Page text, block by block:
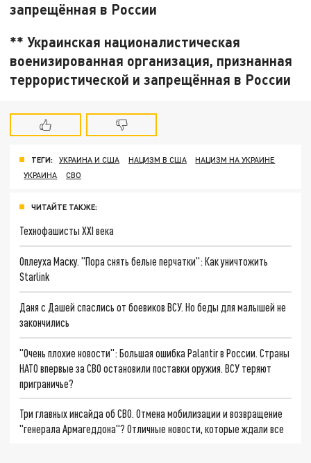
запрещённая в России
** Украинская националистическая
военизированная организация, признанная
террористической и запрещённая в России
ТЕГИ: УКРАИНА И США НАЦИЗМ В США
НАЦИЗМ НА УКРАИНЕ
УКРАИНА
СВО
ЧИТАЙТЕ ТАКЖЕ:
Технофашисты XXI века
Оплеуха Маску. "Пора снять белые перчатки": Как уничтожить
Starlink
Даня с Дашей спаслись от боевиков ВСУ. Но беды для малышей не
закончились
"Очень плохие новости": Большая ошибка Palantir в России. Страны
НАТО впервые за СВО остановили поставки оружия. ВСУ теряют
приграничье?
Три главных инсайда об СВО. Отмена мобилизации и возвращение
"генерала Армагеддона"? Отличные новости, которые ждали все